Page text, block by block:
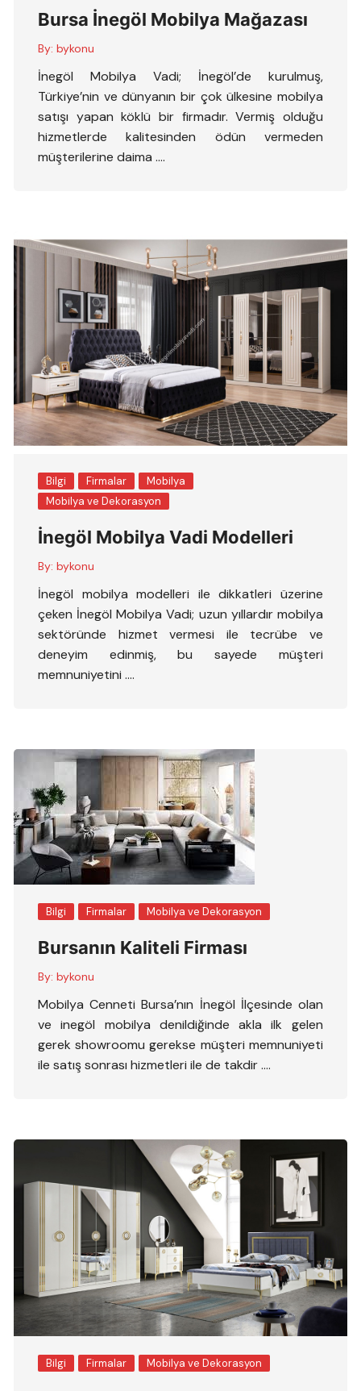
Bursa İnegöl Mobilya Mağazası
By: bykonu
İnegöl Mobilya Vadi; İnegöl’de kurulmuş,
Türkiye’nin ve dünyanın bir çok ülkesine mobilya
satışı yapan köklü bir firmadır. Vermiş olduğu
hizmetlerde kalitesinden ödün vermeden
müşterilerine daima ….
Bilgi Firmalar
Mobilya
Mobilya ve Dekorasyon
İnegöl Mobilya Vadi Modelleri
By: bykonu
İnegöl mobilya modelleri ile dikkatleri üzerine
çeken İnegöl Mobilya Vadi; uzun yıllardır mobilya
sektöründe hizmet vermesi ile tecrübe ve
deneyim edinmiş, bu sayede müşteri
memnuniyetini ….
Bilgi Firmalar Mobilya ve Dekorasyon
Bursanın Kaliteli Firması
By: bykonu
Mobilya Cenneti Bursa’nın İnegöl İlçesinde olan
ve inegöl mobilya denildiğinde akla ilk gelen
gerek showroomu gerekse müşteri memnuniyeti
ile satış sonrası hizmetleri ile de takdir ….
Bilgi Firmalar Mobilya ve Dekorasyon